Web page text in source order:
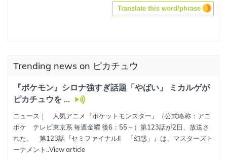
Translate this word/phrase
Trending news on ピカチュウ
『ポケモン』シロナ強すぎ話題「やばい」 ミカルゲが
ピカチュウを ...
ニュース｜ 人気アニメ『ポケットモンスター』（公式略称：アニ
ポケ テレビ東京系 毎週金曜 後6：55～）第123話が2日、放送さ
れた。 第123話『セミファイナルII 「幻惑」』は、マスターズト
ーナメント..View article